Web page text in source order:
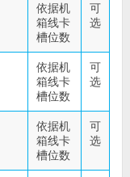
依据机
箱线卡
槽位数
可
选
依据机
箱线卡
槽位数
可
选
依据机
箱线卡
槽位数
可
选